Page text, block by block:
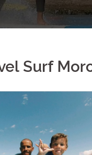
Surf